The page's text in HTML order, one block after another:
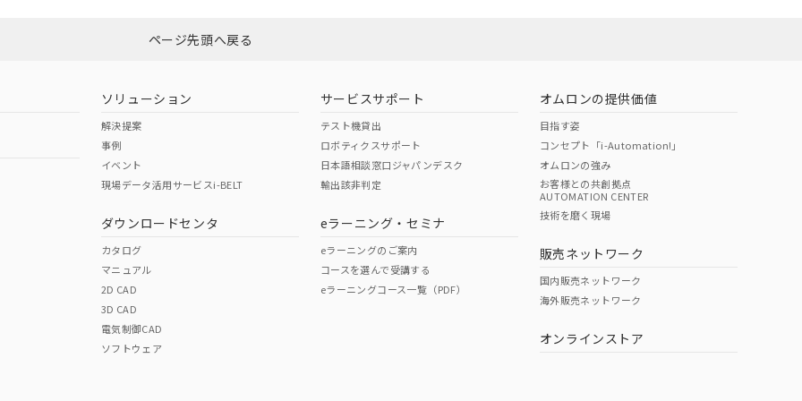
ダウンロードはこちら
O O
等で未対応品が混在する可能性があります。
合わせください。
ページ先頭へ戻る
ソリューション
解決提案
事例
イベント
現場データ活用サービスi-BELT
ダウンロードセンタ
カタログ
マニュアル
2D CAD
3D CAD
電気制御CAD
ソフトウェア
サービスサポート
テスト機貸出
ロボティクスサポート
日本語相談窓口ジャパンデスク
輸出該非判定
eラーニング・セミナ
eラーニングのご案内
コースを選んで受講する
eラーニングコース一覧（PDF）
オムロンの提供価値
目指す姿
コンセプト「i-Automation!」
オムロンの強み
お客様との共創拠点
AUTOMATION CENTER
技術を磨く現場
販売ネットワーク
国内販売ネットワーク
海外販売ネットワーク
オンラインストア